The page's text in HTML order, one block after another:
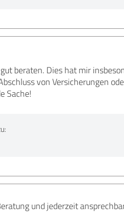
beraten. Dies hat mir
von Versicherungen
Sache!
und jederzeit